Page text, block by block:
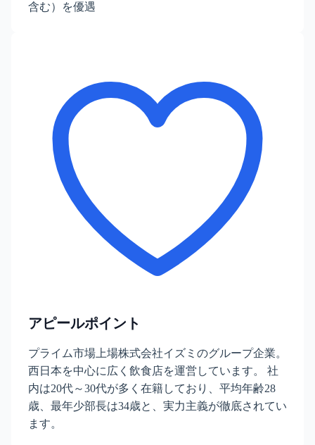
含む）を優遇
アピールポイント
プライム市場上場株式会社イズミのグループ企業。
西日本を中心に広く飲食店を運営しています。 社
内は20代～30代が多く在籍しており、平均年齢28
歳、最年少部長は34歳と、実力主義が徹底されてい
ます。